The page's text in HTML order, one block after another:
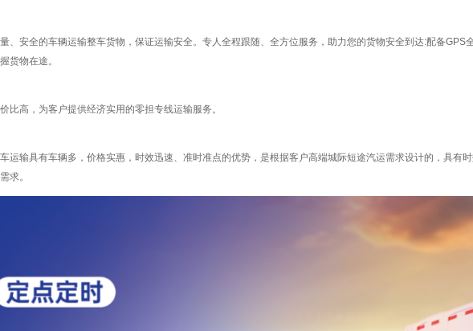
、安全的车辆运输整车货物，保证运输安全。专人全程跟随、全方位服务，助力您的货物安全到达:配备GPS
货物在途。
比高，为客户提供经济实用的零担专线运输服务。
运输具有车辆多，价格实惠，时效迅速、准时准点的优势，是根据客户高端城际短途汽运需求设计的，具有
求。